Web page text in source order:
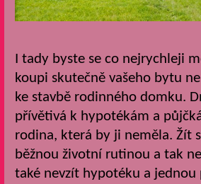
I tady byste se co nejrychleji
koupi skutečně vašeho bytu
ke stavbě rodinného domku.
přívětivá k hypotékám a
rodina, která by ji neměla. Žít
běžnou životní rutinou a tak
také nevzít hypotéku a jednou